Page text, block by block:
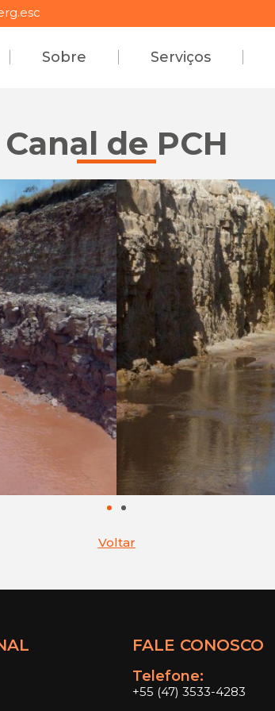
Sobre Serviços
Canal de PCH
Voltar
FALE CONOSCO
Telefone:
+55 (47) 3533-4283